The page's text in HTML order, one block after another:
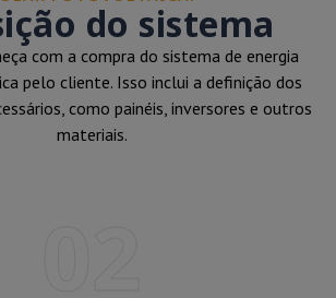
do sistema
com a compra do sistema de energia
pelo cliente. Isso inclui a definição dos
como painéis, inversores e outros
materiais.